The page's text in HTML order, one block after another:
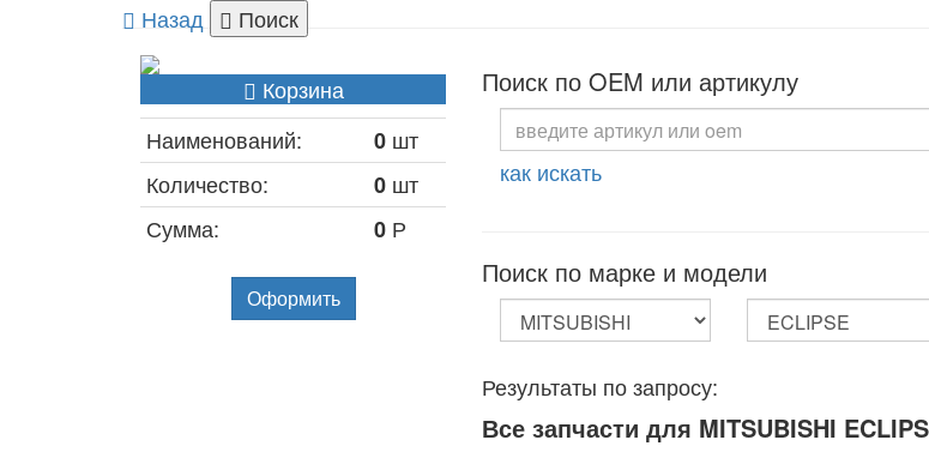
Назад Поиск
Корзина
Наименований:
0 шт
Количество:
0 шт
Сумма:
0 Р
Оформить
Поиск по OEM или артикулу
как искать
Поиск по марке и модели
Результаты по запросу:
Все запчасти для MITSUBISHI